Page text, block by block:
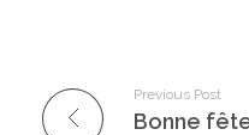
Previous Post
Bonne